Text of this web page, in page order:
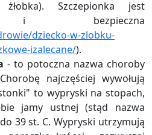
Szczepionka jest
i bezpieczna
dziecko-w-zlobku-
izalecane/).
- to potoczna nazwa choroby
najczęściej wywołują
to wypryski na stopach,
jamy ustnej (stąd nazwa
39 st. C. Wypryski utrzymują